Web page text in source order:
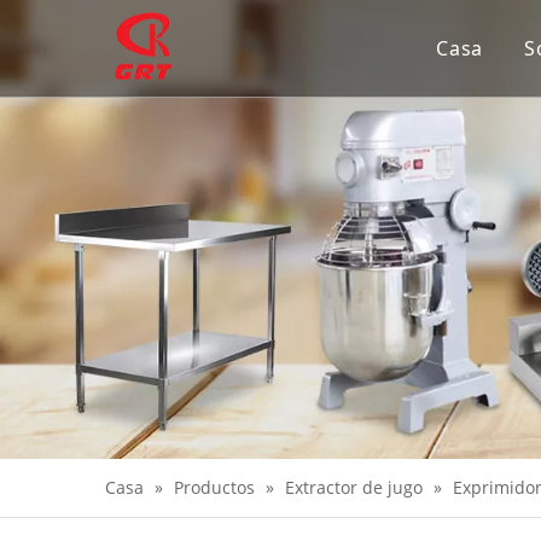
Casa
Casa » Productos » Extractor de jugo »